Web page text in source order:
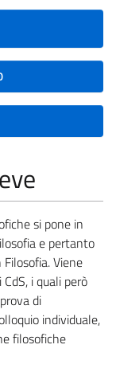
si pone in
e pertanto
Viene
i quali però
di
individuale,
filosofiche